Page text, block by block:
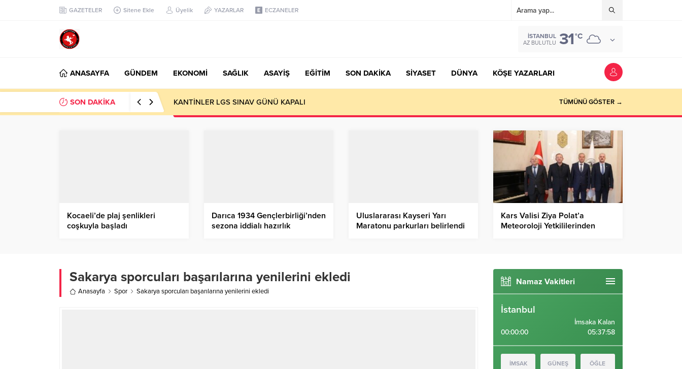
GAZETELER Sitene Ekle Üyelik YAZARLAR ECZANELER
İSTANBUL
AZ BULUTLU 31°C
ANASAYFA GÜNDEM EKONOMİ SAĞLIK ASAYİŞ EĞİTİM SON DAKİKA SİYASET DÜNYA KÖŞE YAZARLARI
SON DAKİKA KANTİNLER LGS SINAV GÜNÜ KAPALI TÜMÜNÜ GÖSTER →
Kocaeli’de plaj şenlikleri
coşkuyla başladı
Darıca 1934 Gençlerbirliği’nden
sezona iddialı hazırlık
Uluslararası Kayseri Yarı
Maratonu parkurları belirlendi
Kars Valisi Ziya Polat’a
Meteoroloji Yetkililerinden
Sakarya sporcuları başarılarına yenilerini ekledi
Anasayfa Spor Sakarya sporcuları başarılarına yenilerini ekledi
Namaz Vakitleri
İstanbul
00:00:00
İmsaka Kalan
05:37:57
İMSAK GÜNEŞ ÖĞLE